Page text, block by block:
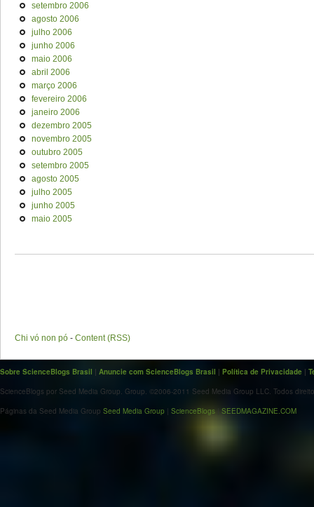
setembro 2006
agosto 2006
julho 2006
junho 2006
maio 2006
abril 2006
março 2006
fevereiro 2006
janeiro 2006
dezembro 2005
novembro 2005
outubro 2005
setembro 2005
agosto 2005
julho 2005
junho 2005
maio 2005
Chi vó non pó - Content (RSS)
Sobre ScienceBlogs Brasil | Anuncie com ScienceBlogs Brasil | Política de Privacidade |
ScienceBlogs por Seed Media Group. Group. ©2006-2011 Seed Media Group LLC. Todos
Páginas da Seed Media Group Seed Media Group | ScienceBlogs SEEDMAGAZINE.COM